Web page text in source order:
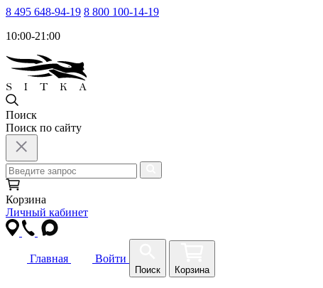
8 495 648-94-19 8 800 100-14-19
10:00-21:00
Поиск
Поиск по сайту
Корзина
Личный кабинет
Главная Войти
Поиск Корзина